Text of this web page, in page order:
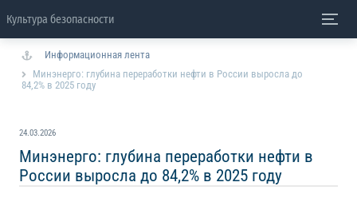
Культура безопасности
Информационная лента
Минэнерго: глубина переработки нефти в России выросла до
84,2% в 2025 году
24.03.2026
Минэнерго: глубина переработки нефти в
России выросла до 84,2% в 2025 году